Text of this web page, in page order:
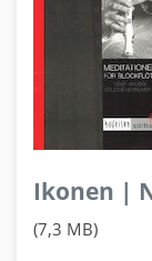
Ikonen |
(7,3 MB)